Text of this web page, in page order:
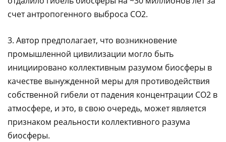
счет антропогенного выброса CO2.
3. Автор предполагает, что возникновение
промышленной цивилизации могло быть
инициировано коллективным разумом биосферы в
качестве вынужденной меры для противодействия
собственной гибели от падения концентрации CO2 в
атмосфере, и это, в свою очередь, может является
признаком реальности коллективного разума
биосферы.